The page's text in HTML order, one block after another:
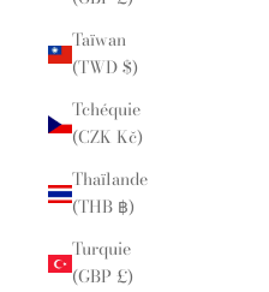
Taïwan
(TWD $)
Tchéquie
(CZK Kč)
Thaïlande
(THB ฿)
Turquie
(GBP £)